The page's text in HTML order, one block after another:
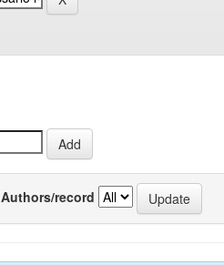
Authors/record